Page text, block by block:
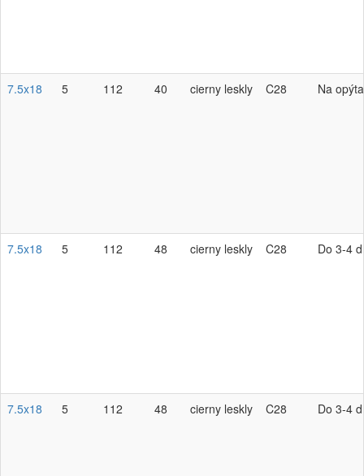
7.5x18 5 112 40 cierny leskly C28 Na
7.5x18 5 112 48 cierny leskly C28 Do 3-4
7.5x18 5 112 48 cierny leskly C28 Do 3-4